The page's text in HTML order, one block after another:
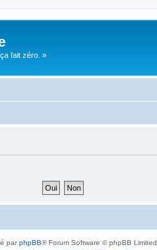
fait zéro. »
parphpBB® Forum Software © phpBB Limited